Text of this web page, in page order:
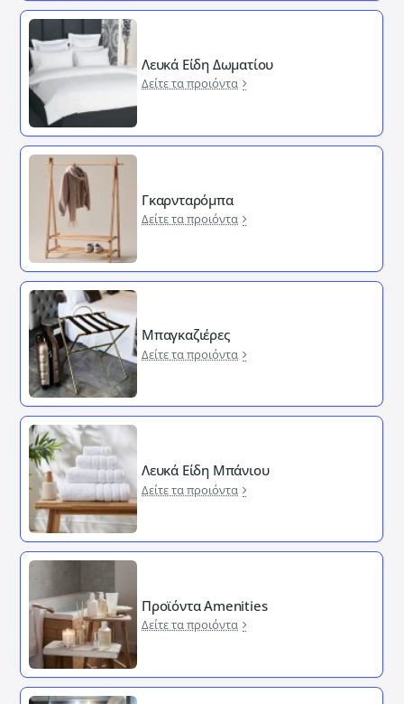
Λευκά Είδη Δωματίου
Δείτε τα προιόντα
Γκαρνταρόμπα
Δείτε τα προιόντα
Μπαγκαζιέρες
Δείτε τα προιόντα
Λευκά Είδη Μπάνιου
Δείτε τα προιόντα
Προϊόντα Amenities
Δείτε τα προιόντα